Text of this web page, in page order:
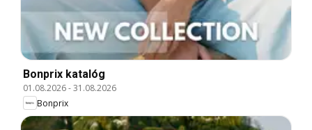
Bonprix katalóg
01.08.2026-31.08.2026
Bonprix